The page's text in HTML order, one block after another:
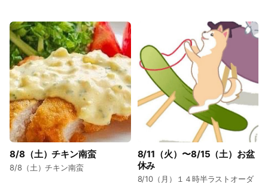
8/8（土）チキン南蛮
8/8（土）チキン南蛮
8/11（火）〜8/15（土）お盆
休み
8/10（月）１４時半ラストオーダ